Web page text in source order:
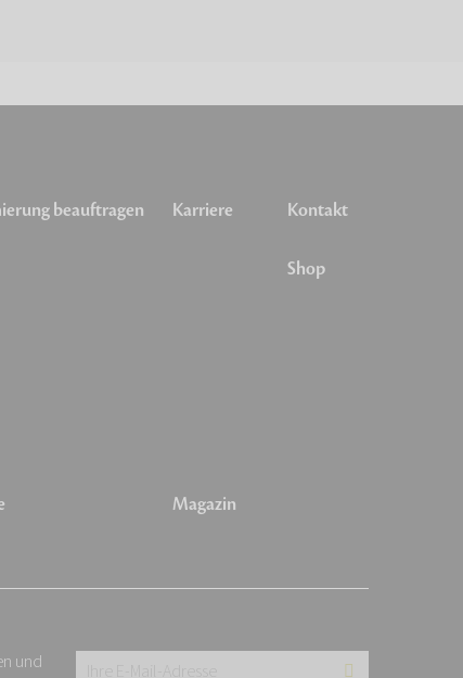
beauftragen Karriere
Magazin
Kontakt
Shop
und